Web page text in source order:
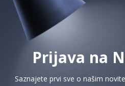
Prijava na
Saznajete prvi sve o našim